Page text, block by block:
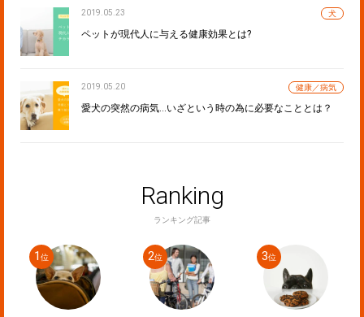
2019.05.23 犬
ペットが現代人に与える健康効果とは?
2019.05.20 健康／病気
愛犬の突然の病気…いざという時の為に必要なこととは？
Ranking
ランキング記事